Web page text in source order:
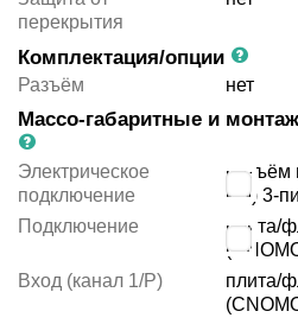
перекрытия
Комплектация/опции
Разъём нет
Массо-габаритные и
Электрическое
подключение
разъём
мм) 3-
Подключение
плита/
Вход (канал 1/P)
плита/